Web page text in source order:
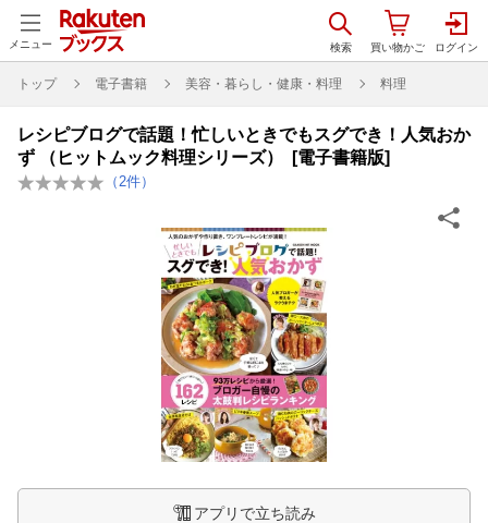
メニュー
トップ 電子書籍 美容・暮らし・健康・料理 料理
レシピブログで話題！忙しいときでもスグでき！人気おか
ず （ヒットムック料理シリーズ） [電子書籍版]
（2件）
アプリで立ち読み